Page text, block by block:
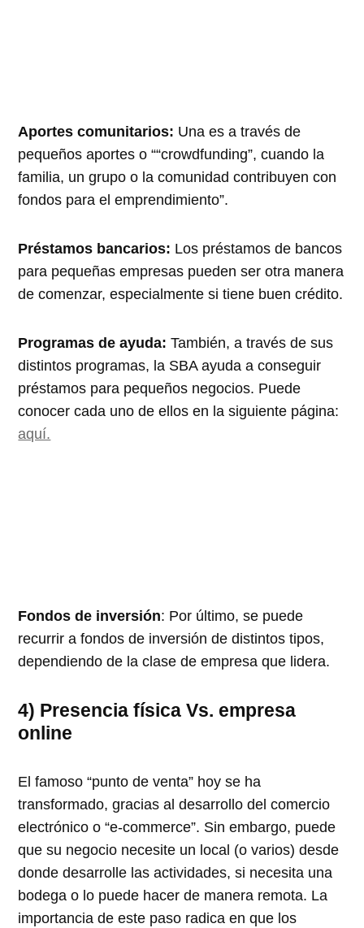
Aportes comunitarios: Una es a través de
pequeños aportes o “ crowdfunding”, cuando la
familia, un grupo o la comunidad contribuyen con
fondos para el emprendimiento .
Préstamos bancarios: Los préstamos de bancos
para pequeñas empresas pueden ser otra manera
de comenzar, especialmente si tiene buen crédito.
Programas de ayuda: También, a través de sus
distintos programas, la SBA ayuda a conseguir
préstamos para pequeños negocios. Puede
conocer cada uno de ellos en la siguiente página:
aquí.
Fondos de inversión: Por último, se puede
recurrir a fondos de inversión de distintos tipos,
dependiendo de la clase de empresa que lidera.
4) Presencia física Vs. empresa
online
El famoso punto de venta hoy se ha
transformado, gracias al desarrollo del comercio
electrónico o e-commerce . Sin embargo, puede
que su negocio necesite un local (o varios) desde
donde desarrolle las actividades, si necesita una
bodega o lo puede hacer de manera remota. La
importancia de este paso radica en que los